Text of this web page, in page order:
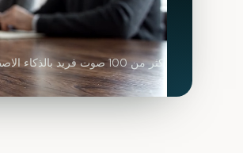
أكثر من 100 صوت فريد بالذكاء الاصطناعي